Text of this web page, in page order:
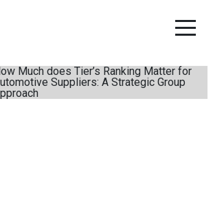
Much does Tier’s Ranking Matter for
Suppliers: A Strategic Group